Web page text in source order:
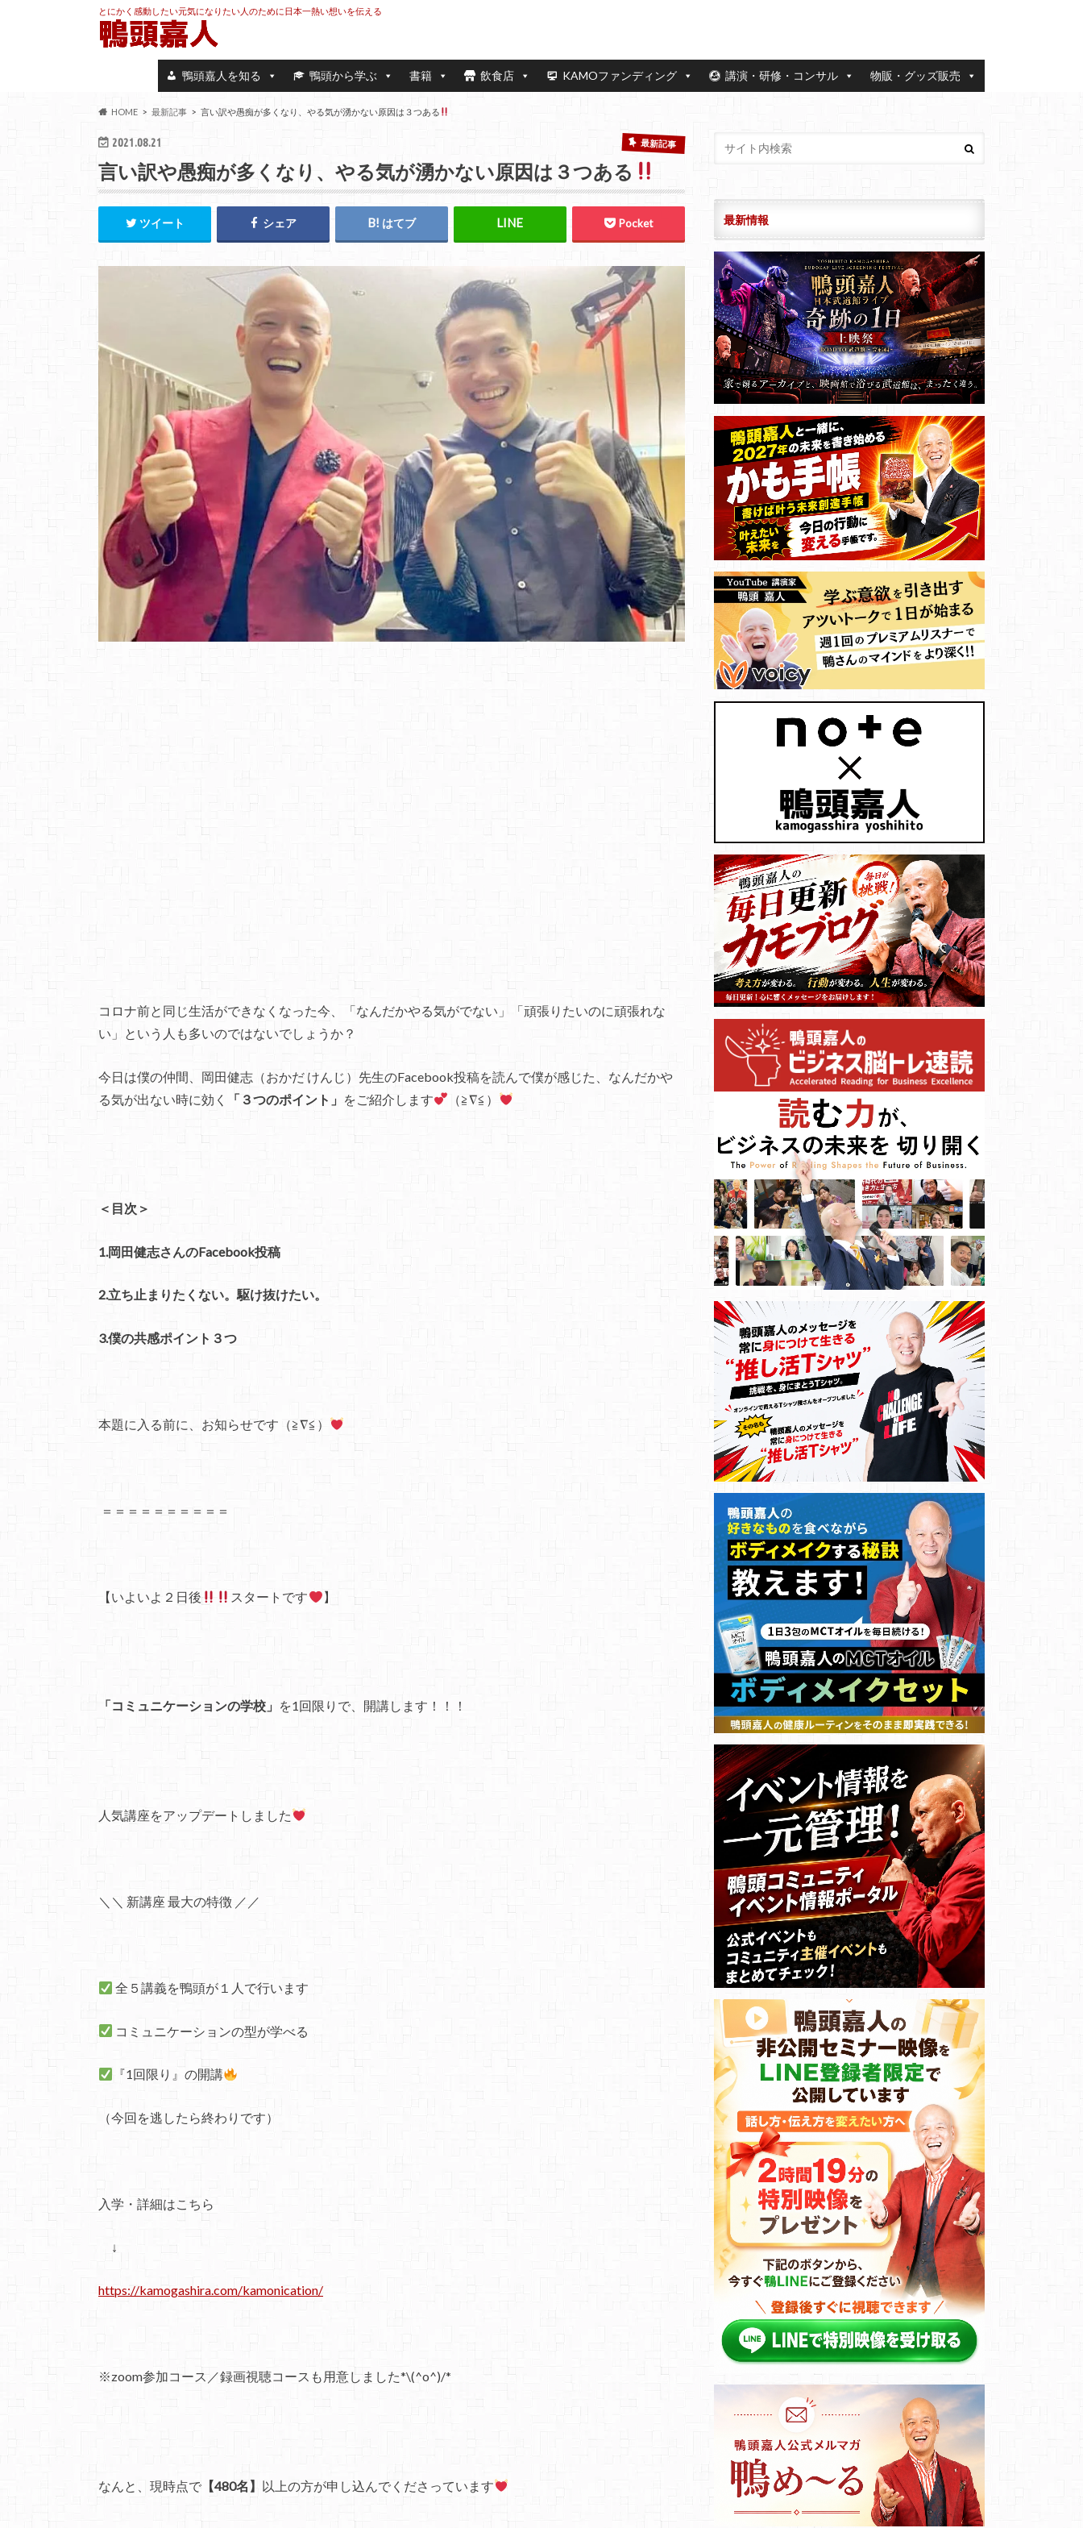
とにかく感動したい元気になりたい人のために日本一熱い想いを伝える
鴨頭嘉人を知る 鴨頭から学ぶ 書籍 飲食店 KAMOファンディング 講演・研修・コンサル 物販・グッズ販売
HOME 最新記事 言い訳や愚痴が多くなり、やる気が湧かない原因は３つある
2021.08.21 最新記事
言い訳や愚痴が多くなり、やる気が湧かない原因は３つある
ツイート シェア はてブ Pocket
コロナ前と同じ生活ができなくなった今、「なんだかやる気がでない」「頑張りたいのに頑張れな
い」という人も多いのではないでしょうか？
今日は僕の仲間、岡田健志（おかだ けんじ）先生のFacebook投稿を読んで僕が感じた、なんだかや
る気が出ない時に効く
「３つのポイント」 をご紹介します （≧∇≦）
＜目次＞
1.岡田健志さんのFacebook投稿
2.立ち止まりたくない。駆け抜けたい。
3.僕の共感ポイント３つ
本題に入る前に、お知らせです（≧∇≦）
＝＝＝＝＝＝＝＝＝＝
【いよいよ２日後 スタートです 】
「コミュニケーションの学校」 を1回限りで、開講します！！！
人気講座をアップデートしました
＼＼ 新講座 最大の特徴 ／／
全５講義を鴨頭が１人で行います
コミュニケーションの型が学べる
『1回限り』の開講
（今回を逃したら終わりです）
入学・詳細はこちら
↓
https://kamogashira.com/kamonication/
※zoom参加コース／録画視聴コースも用意しました*\(^o^)/*
なんと、現時点で 【480名】 以上の方が申し込んでくださっています
最新情報